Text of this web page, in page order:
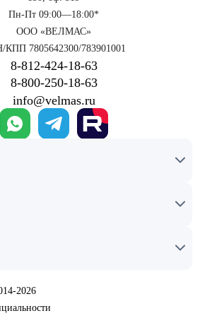
Пн-Пт 09:00—18:00*
ООО «ВЕЛМАС»
7805642300/783901001
8‑812‑424‑18‑63
8‑800‑250‑18‑63
info@velmas.ru
2026